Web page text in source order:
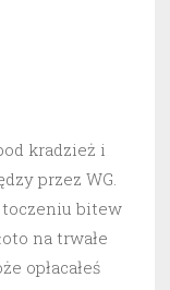
kradzież i
przez WG.
toczeniu bitew
na trwałe
opłacałeś